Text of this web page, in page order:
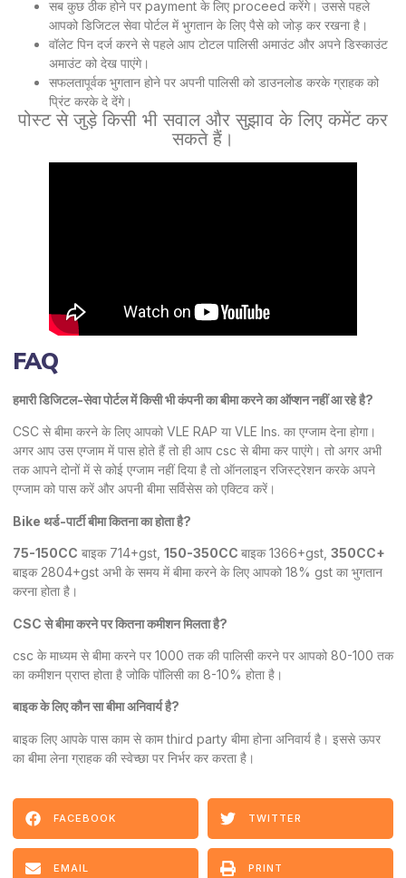
सब कुछ ठीक होने पर payment के लिए proceed करेंगे। उससे पहले
आपको डिजिटल सेवा पोर्टल में भुगतान के लिए पैसे को जोड़ कर रखना है।
वॉलेट पिन दर्ज करने से पहले आप टोटल पालिसी अमाउंट और अपने डिस्काउंट
अमाउंट को देख पाएंगे।
सफलतापूर्वक भुगतान होने पर अपनी पालिसी को डाउनलोड करके ग्राहक को
प्रिंट करके दे देंगे।
पोस्ट से जुड़े किसी भी सवाल और सुझाव के लिए कमेंट कर
सकते हैं।
FAQ
हमारी डिजिटल-सेवा पोर्टल में किसी भी कंपनी का बीमा करने का ऑप्शन नहीं आ रहे है?
CSC से बीमा करने के लिए आपको VLE RAP या VLE Ins. का एग्जाम देना होगा।
अगर आप उस एग्जाम में पास होते हैं तो ही आप csc से बीमा कर पाएंगे। तो अगर अभी
तक आपने दोनों में से कोई एग्जाम नहीं दिया है तो ऑनलाइन रजिस्ट्रेशन करके अपने
एग्जाम को पास करें और अपनी बीमा सर्विसेस को एक्टिव करें।
Bike थर्ड-पार्टी बीमा कितना का होता है?
75-150CC बाइक 714+gst, 150-350CC बाइक 1366+gst, 350CC+
बाइक 2804+gst अभी के समय में बीमा करने के लिए आपको 18% gst का भुगतान
करना होता है।
CSC से बीमा करने पर कितना कमीशन मिलता है?
csc के माध्यम से बीमा करने पर 1000 तक की पालिसी करने पर आपको 80-100 तक
का कमीशन प्राप्त होता है जोकि पॉलिसी का 8-10% होता है।
बाइक के लिए कौन सा बीमा अनिवार्य है?
बाइक लिए आपके पास काम से काम third party बीमा होना अनिवार्य है। इससे ऊपर
का बीमा लेना ग्राहक की स्वेच्छा पर निर्भर कर करता है।
FACEBOOK TWITTER
EMAIL PRINT